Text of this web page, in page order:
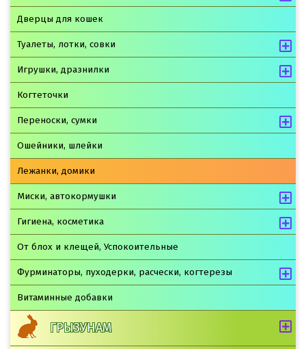
Дверцы для кошек
Туалеты, лотки, совки
Игрушки, дразнилки
Когтеточки
Переноски, сумки
Ошейники, шлейки
Лежанки, домики
Миски, автокормушки
Гигиена, косметика
От блох и клещей, Успокоительные
Фурминаторы, пуходерки, расчески, когтерезы
Витаминные добавки
ГРЫЗУНАМ